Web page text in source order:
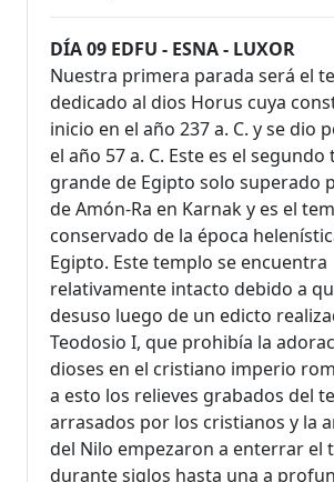
DÍA 09 EDFU - ESNA - LUXOR
Nuestra primera parada será el
dedicado al dios Horus cuya
inicio en el año 237 a. C. y se dio
el año 57 a. C. Este es el
grande de Egipto solo superado
de Amón-Ra en Karnak y es el
conservado de la época
Egipto. Este templo se encuentra
relativamente intacto debido a
desuso luego de un edicto
Teodosio I, que prohibía la
dioses en el cristiano imperio
a esto los relieves grabados del
arrasados por los cristianos y la
del Nilo empezaron a enterrar el
durante siglos hasta una a